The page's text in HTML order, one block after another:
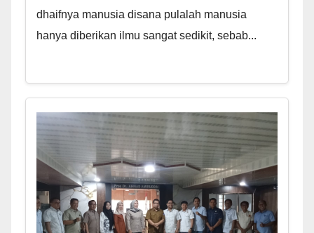
dhaifnya manusia disana pulalah manusia
hanya diberikan ilmu sangat sedikit, sebab...